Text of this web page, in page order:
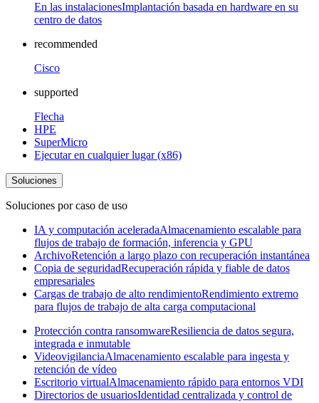
En las instalacionesImplantación basada en hardware en su
centro de datos
recommended
Cisco
supported
Flecha
HPE
SuperMicro
Ejecutar en cualquier lugar (x86)
Soluciones
Soluciones por caso de uso
IA y computación aceleradaAlmacenamiento escalable para
flujos de trabajo de formación, inferencia y GPU
ArchivoRetención a largo plazo con recuperación instantánea
Copia de seguridadRecuperación rápida y fiable de datos
empresariales
Cargas de trabajo de alto rendimientoRendimiento extremo
para flujos de trabajo de alta carga computacional
Protección contra ransomwareResiliencia de datos segura,
integrada e inmutable
VideovigilanciaAlmacenamiento escalable para ingesta y
retención de vídeo
Escritorio virtualAlmacenamiento rápido para entornos VDI
Directorios de usuariosIdentidad centralizada y control de